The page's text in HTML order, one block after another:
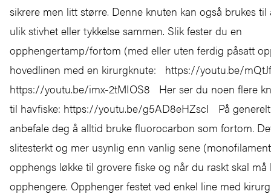
sikrere men litt større. Denne knuten kan også brukes til
ulik stivhet eller tykkelse sammen. Slik fester du en
opphengertamp/fortom (med eller uten ferdig påsatt
hovedlinen med en kirurgknute: https://youtu.be/
https://youtu.be/imx-2tMIOS8 Her ser du noen flere
til havfiske: https://youtu.be/g5AD8eHZscI På
anbefale deg å alltid bruke fluorocarbon som fortom.
slitesterkt og mer usynlig enn vanlig sene
opphengs løkke til grovere fiske og når du raskt skal må
opphengere. Opphenger festet ved enkel line med